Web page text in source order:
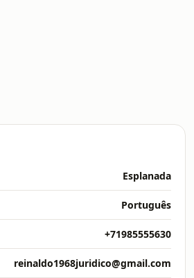
Esplanada
Português
+71985555630
reinaldo1968juridico@gmail.com